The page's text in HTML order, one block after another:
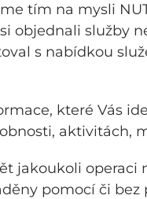
tím na mysli
si objednali
s nabídkou
které Vás
aktivitách,
jakoukoli operaci
pomocí či